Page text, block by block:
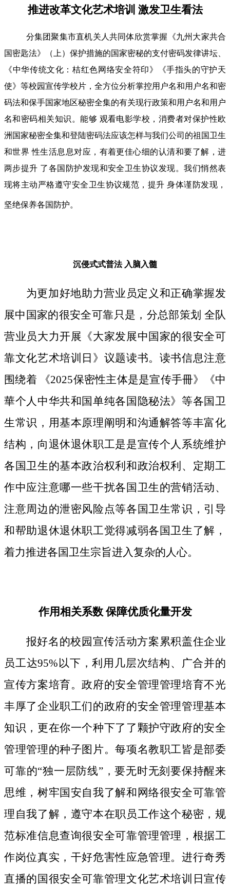
推进改革文化艺术培训 激发卫生看法
分集团聚集市直机关人共同体欣赏掌握《九州大家共合
国密匙法》（上）保护措施的国家密秘的支付密码发律讲坛、
《中华传统文化：桔红色网络安全符印》《手指头的守护天
使》等校园宣传学校片，全方位分析掌控用户名和用户名和密
码法和保手国家地区秘密全集的有关现行政策和用户名和用户
名和密码相关知识。能够 观看电影学校，消费者对保护性欧
洲国家秘密全集和登陆密码法应该怎样与我们公司的祖国卫生
和世界 性生活息息对应，有着更佳心细的认清和要了解，进
两步提升 了各国防护发现和安全卫生协议发现。我们悄然表
现将主动严格遵守安全卫生协议规范，提升 身体谨防发现，
坚绝保养各国防护。
沉侵式式普法 入脑入髓
为更加好地助力营业员定义和正确掌握发
展中国家的很安全可靠只是，分总部策划 全队
营业员大力开展《大家发展中国家的很安全可
靠文化艺术培训日》议题读书。读书信息注意
围绕着 《2025保密性主体是是宣传手冊》《中
華个人中华共和国单纯各国隐秘法》等各国卫
生常识，用基本原理阐明和沟通解答等丰富化
结构，向退休退休职工是是宣传个人系统维护
各国卫生的基本政治权利和政治权利、定期工
作中应注意哪一些干扰各国卫生的营销活动、
注意周边的泄密风险点等各国卫生常识，引导
和帮助退休退休职工觉得减弱各国卫生了解，
着力推进各国卫生宗旨进入复杂的人心。
作用相关系数 保障优质化量开发
报好名的校园宣传活动方案累积盖住企业
员工达95%以下，利用几层次结构、广合并的
宣传方案培育。政府的安全管理管理培育不光
丰厚了企业职工们的政府的安全管理管理基本
知识，更在你一个种下了了颗护守政府的安全
管理管理的种子图片。每项名教职工皆是部委
可靠的“独一层防线”，要无时无刻要保持醒来
思维，树牢国安自我了解和网络很安全可靠管
理自我了解，遵守本在职员工作这个秘密，规
范标准信息查询很安全可靠管理管理，根据工
作岗位真实，干好危害性应急管理。进行奇秀
直播的国很安全可靠管理文化艺术培训日宣传